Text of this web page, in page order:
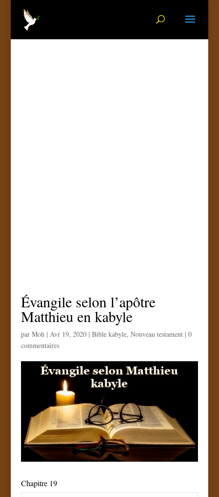
Évangile selon l’apôtre
Matthieu en kabyle
par Moh| Avr 19, 2020| Bible kabyle, Nouveau testament| 0
commentaires
Chapitre 19